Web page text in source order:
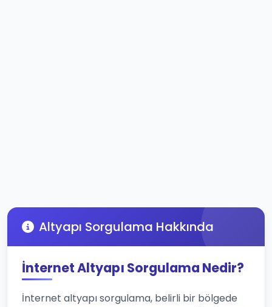
Altyapı Sorgulama Hakkında
İnternet Altyapı Sorgulama Nedir?
İnternet altyapı sorgulama, belirli bir bölgede